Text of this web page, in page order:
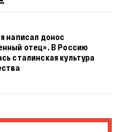
написал донос
отец». В Россию
сталинская культура